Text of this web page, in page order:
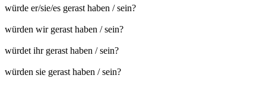
würde er/sie/es gerast haben / sein?
würden wir gerast haben / sein?
würdet ihr gerast haben / sein?
würden sie gerast haben / sein?